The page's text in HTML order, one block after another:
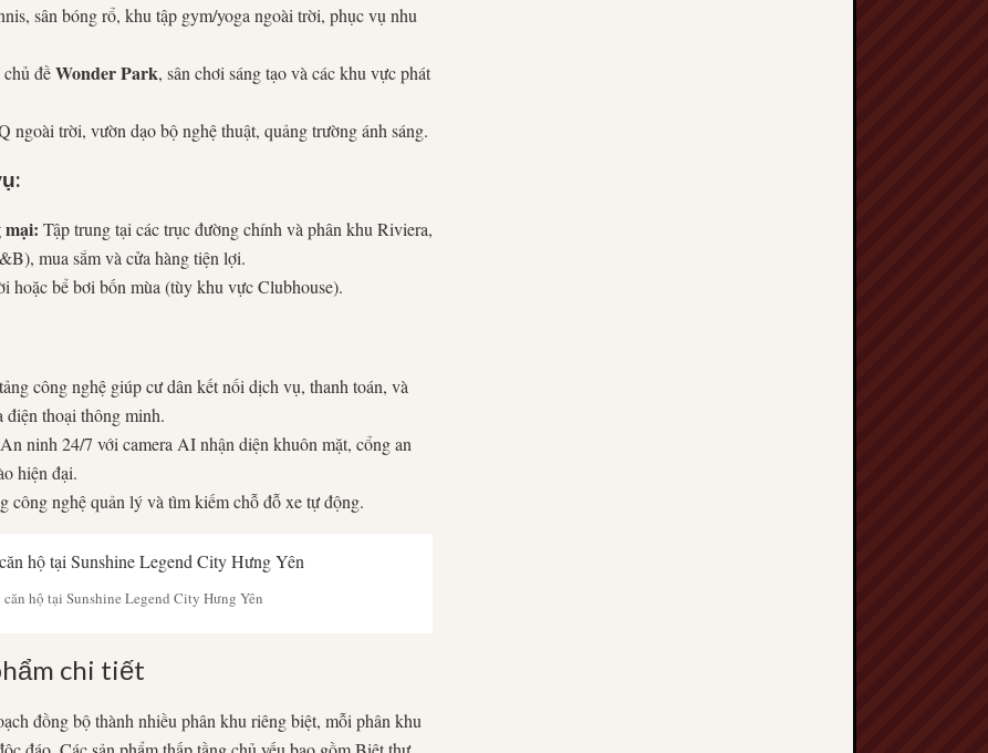
sân bóng rổ, khu tập gym/yoga ngoài trời, phục vụ nhu
đềWonder Park, sân chơi sáng tạo và các khu vực phát
ngoài trời, vườn dạo bộ nghệ thuật, quảng trường ánh sáng.
mại: Tập trung tại các trục đường chính và phân khu Riviera,
), mua sắm và cửa hàng tiện lợi.
hoặc bể bơi bốn mùa (tùy khu vực Clubhouse).
công nghệ giúp cư dân kết nối dịch vụ, thanh toán, và
thoại thông minh.
An ninh 24/7 với camera AInhận diện khuôn mặt, cổng an
hiện đại.
công nghệ quản lý và tìm kiếm chỗ đỗ xe tự động.
hộ tại Sunshine Legend City Hưng Yên
chi tiết
đồng bộ thành nhiều phân khu riêng biệt, mỗi phân khu